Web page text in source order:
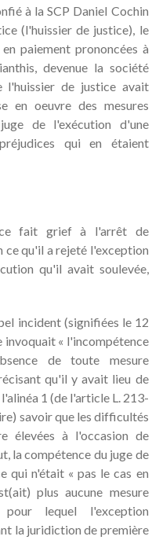
à la SCP Daniel Cochin
(l'huissier de justice), le
paiement prononcées à
devenue la société
l'huissier de justice avait
en oeuvre des mesures
de l'exécution d'une
qui en étaient
fait grief à l'arrêt de
ce qu'il a rejeté l'exception
qu'il avait soulevée,
incident (signifiées le 12
invoquait « l'incompétence
de toute mesure
qu'il y avait lieu de
1 (de l'article L. 213-
savoir que les difficultés
élevées à l'occasion de
la compétence du juge de
qui n'était « pas le cas en
plus aucune mesure
lequel l'exception
la juridiction de première